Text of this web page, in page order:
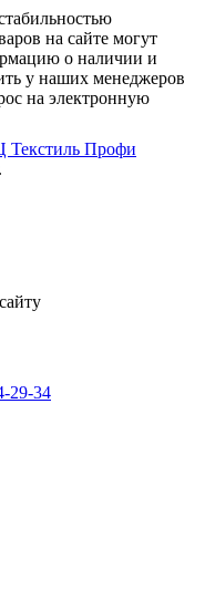
на сайте могут
о наличии и
у наших менеджеров
на электронную
Текстиль Профи
29-34